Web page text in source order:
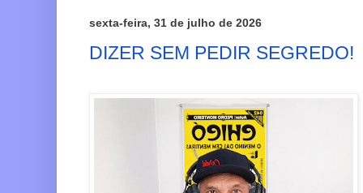
sexta-feira, 31 de julho de 2026
DIZER SEM PEDIR SEGREDO!